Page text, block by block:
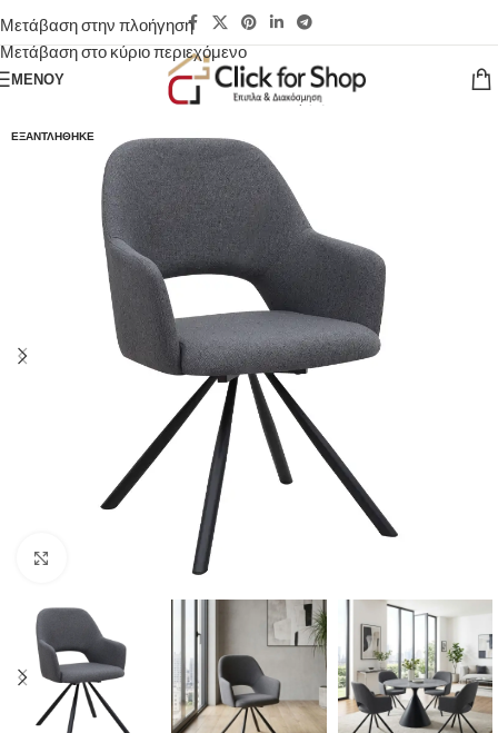
Μετάβαση στην πλοήγηση
Μετάβαση στο κύριο περιεχόμενο
ΜΕΝΟΎ
ΕΞΑΝΤΛΉΘΗΚΕ
Κάντε κλικ για μεγέθυνση